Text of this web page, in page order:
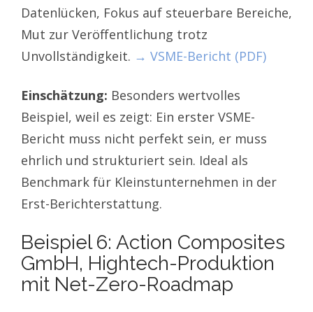
Datenlücken, Fokus auf steuerbare Bereiche,
Mut zur Veröffentlichung trotz
Unvollständigkeit. → VSME-Bericht (PDF)
Einschätzung: Besonders wertvolles
Beispiel, weil es zeigt: Ein erster VSME-
Bericht muss nicht perfekt sein, er muss
ehrlich und strukturiert sein. Ideal als
Benchmark für Kleinstunternehmen in der
Erst-Berichterstattung.
Beispiel 6: Action Composites
GmbH, Hightech-Produktion
mit Net-Zero-Roadmap